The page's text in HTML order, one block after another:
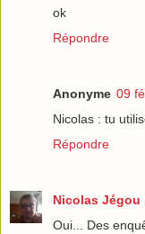
ok
Répondre
Anonyme 09
Nicolas : tu
Répondre
Nicolas Jégou
Oui... Des